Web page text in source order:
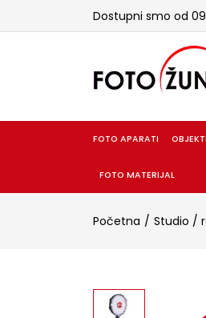
Dostupni smo od
FOTO APARATI
FOTO MATERIJAL
Početna Studio /